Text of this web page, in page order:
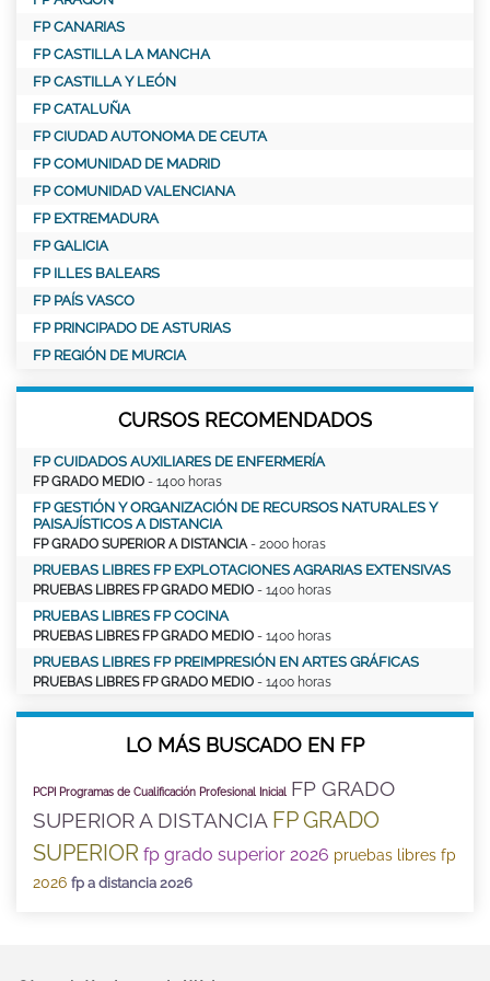
FP CANARIAS
FP CASTILLA LA MANCHA
FP CASTILLA Y LEÓN
FP CATALUÑA
FP CIUDAD AUTONOMA DE CEUTA
FP COMUNIDAD DE MADRID
FP COMUNIDAD VALENCIANA
FP EXTREMADURA
FP GALICIA
FP ILLES BALEARS
FP PAÍS VASCO
FP PRINCIPADO DE ASTURIAS
FP REGIÓN DE MURCIA
CURSOS RECOMENDADOS
FP CUIDADOS AUXILIARES DE ENFERMERÍA
FP GRADO MEDIO - 1400 horas
FP GESTIÓN Y ORGANIZACIÓN DE RECURSOS NATURALES Y
PAISAJÍSTICOS A DISTANCIA
FP GRADO SUPERIOR A DISTANCIA- 2000 horas
PRUEBAS LIBRES FP EXPLOTACIONES AGRARIAS EXTENSIVAS
PRUEBAS LIBRES FP GRADO MEDIO - 1400 horas
PRUEBAS LIBRES FP COCINA
PRUEBAS LIBRES FP GRADO MEDIO - 1400 horas
PRUEBAS LIBRES FP PREIMPRESIÓN EN ARTES GRÁFICAS
PRUEBAS LIBRES FP GRADO MEDIO - 1400 horas
LO MÁS BUSCADO EN FP
PCPI Programas de Cualificación Profesional Inicial FP GRADO
SUPERIOR A DISTANCIA FP GRADO
SUPERIOR fp grado superior 2026 pruebas libres fp
2026 fp a distancia 2026